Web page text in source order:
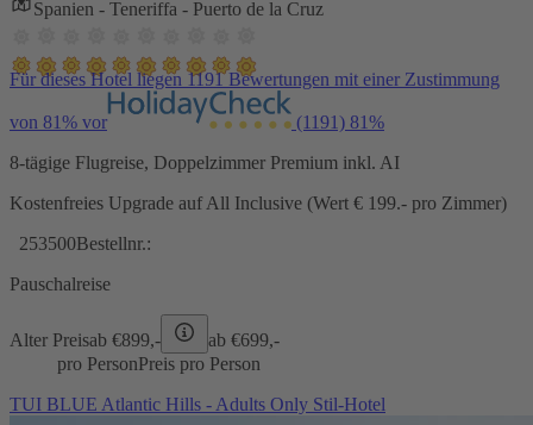
Spanien - Teneriffa - Puerto de la Cruz
Für dieses Hotel liegen 1191 Bewertungen mit einer Zustimmung
von 81% vor (1191) 81%
8-tägige Flugreise, Doppelzimmer Premium inkl. AI
Kostenfreies Upgrade auf All Inclusive (Wert € 199.- pro Zimmer)
253500Bestellnr.:
Pauschalreise
Alter Preisab €899,- ab €699,-
pro PersonPreis pro Person
TUI BLUE Atlantic Hills - Adults Only Stil-Hotel